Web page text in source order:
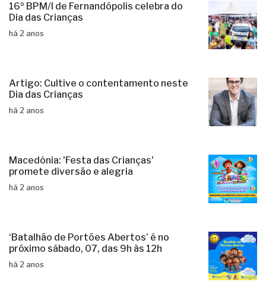
16º BPM/I de Fernandópolis celebra do
Dia das Crianças
há 2 anos
Artigo: Cultive o contentamento neste
Dia das Crianças
há 2 anos
Macedônia: 'Festa das Crianças'
promete diversão e alegria
há 2 anos
‘Batalhão de Portões Abertos’ é no
próximo sábado, 07, das 9h às 12h
há 2 anos